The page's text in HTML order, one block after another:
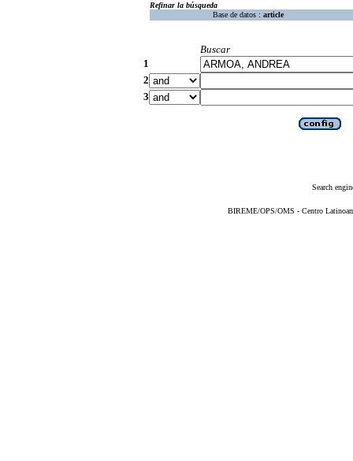
Refinar la búsqueda
Base de datos : article
Buscar
1
2
3
Search
BIREME/OPS/OMS - Centro